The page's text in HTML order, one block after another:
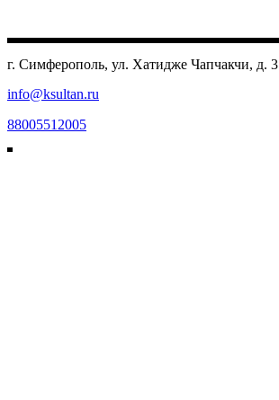
г. Симферополь, ул. Хатидже Чапчакчи, д. 3
info@ksultan.ru
88005512005